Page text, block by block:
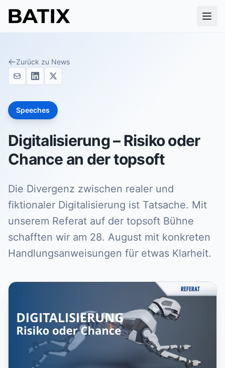
Zurück zu News
Speeches
Digitalisierung – Risiko oder
Chance an der topsoft
Die Divergenz zwischen realer und
fiktionaler Digitalisierung ist Tatsache. Mit
unserem Referat auf der topsoft Bühne
schafften wir am 28. August mit konkreten
Handlungsanweisungen für etwas Klarheit.